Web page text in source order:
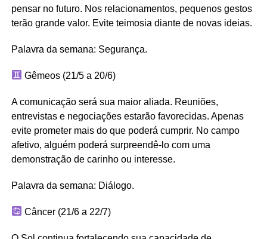
pensar no futuro. Nos relacionamentos, pequenos gestos
terão grande valor. Evite teimosia diante de novas ideias.
Palavra da semana: Segurança.
Gêmeos (21/5 a 20/6)
A comunicação será sua maior aliada. Reuniões,
entrevistas e negociações estarão favorecidas. Apenas
evite prometer mais do que poderá cumprir. No campo
afetivo, alguém poderá surpreendê-lo com uma
demonstração de carinho ou interesse.
Palavra da semana: Diálogo.
Câncer (21/6 a 22/7)